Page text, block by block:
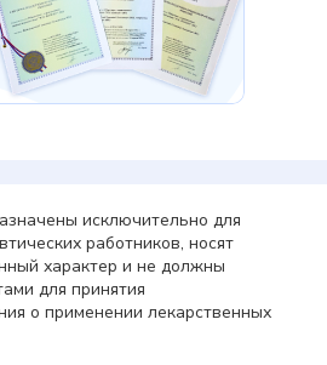
исключительно для
работников, носят
характер и не должны
для принятия
о применении лекарственных